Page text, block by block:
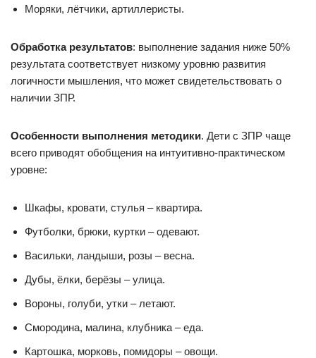
Моряки, лётчики, артиллеристы.
Обработка результатов: выполнение задания ниже 50%
результата соответствует низкому уровню развития
логичности мышления, что может свидетельствовать о
наличии ЗПР.
Особенности выполнения методики. Дети с ЗПР чаще
всего приводят обобщения на интуитивно-практическом
уровне:
Шкафы, кровати, стулья – квартира.
Футболки, брюки, куртки – одевают.
Васильки, ландыши, розы – весна.
Дубы, ёлки, берёзы – улица.
Вороны, голуби, утки – летают.
Смородина, малина, клубника – еда.
Картошка, морковь, помидоры – овощи.